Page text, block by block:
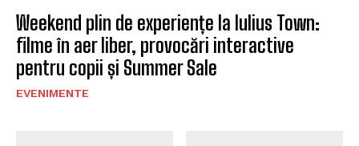
Weekend plin de experiențe la Iulius Town:
filme în aer liber, provocări interactive
pentru copii și Summer Sale
EVENIMENTE